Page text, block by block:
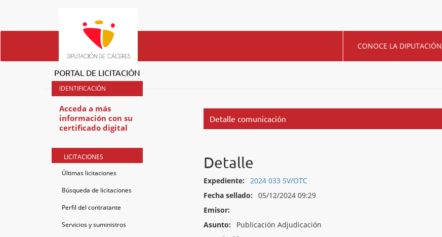
CONOCE LA DIPUTACIÓN
PORTAL DE LICITACIÓN
Acceda a más
información con su
certificado digital
LICITACIONES
Últimas licitaciones
Búsqueda de licitaciones
Perfil del contratante
Servicios y suministros
Detalle comunicación
Detalle
Expediente:
2024 033 SV/OTC
Fecha sellado:
05/12/2024 09:29
Emisor:
Asunto:
Publicación Adjudicación